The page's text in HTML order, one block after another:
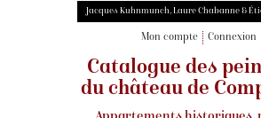
Jacques Kuhnmunch, Laure Chabanne &
Mon compte Connexion
Catalogue des
du château de